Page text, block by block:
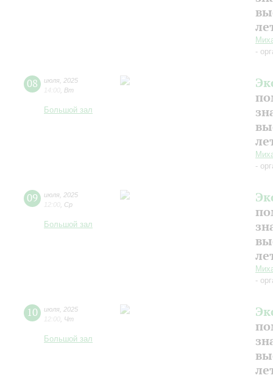
-
08 июля 2025
14:00 Вт
Большой зал
-
09 июля 2025
12:00 Ср
Большой зал
-
10 июля 2025
12:00 Чт
Большой зал